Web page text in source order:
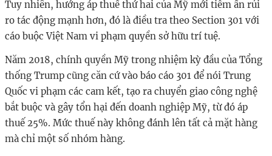
Tuy nhiên, hướng áp thuế thứ hai của Mỹ mới tiềm ẩn rủi
ro tác động mạnh hơn, đó là điều tra theo Section 301 với
cáo buộc Việt Nam vi phạm quyền sở hữu trí tuệ.
Năm 2018, chính quyền Mỹ trong nhiệm kỳ đầu của Tổng
thống Trump cũng căn cứ vào báo cáo 301 để nói Trung
Quốc vi phạm các cam kết, tạo ra chuyển giao công nghệ
bắt buộc và gây tổn hại đến doanh nghiệp Mỹ, từ đó áp
thuế 25%. Mức thuế này không đánh lên tất cả mặt hàng
mà chỉ một số nhóm hàng.